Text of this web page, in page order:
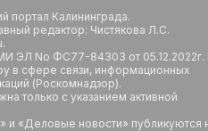
портал Калининграда.
редактор: Чистякова Л.С.
ЭЛ No ФС77-84303 от
в сфере связи, информационных
(Роскомнадзор).
только с указанием активной
и «Деловые новости» публикуются